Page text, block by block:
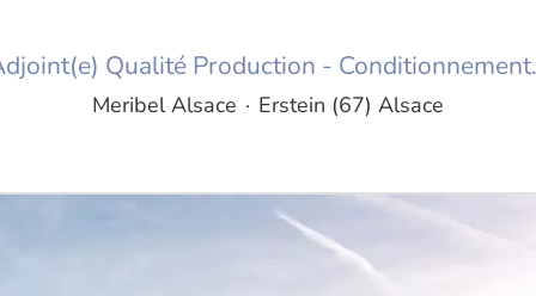
Qualité Production -
Meribel Alsace · Erstein (67) Alsace